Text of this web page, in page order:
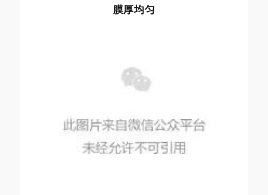
膜厚均匀